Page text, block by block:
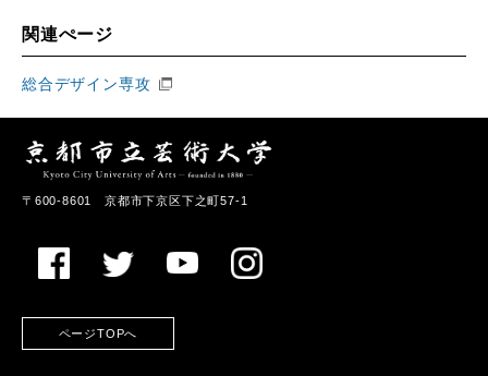
関連ぺージ
総合デザイン専攻
〒600-8601 京都市下京区下之町57-1
ページTOPへ